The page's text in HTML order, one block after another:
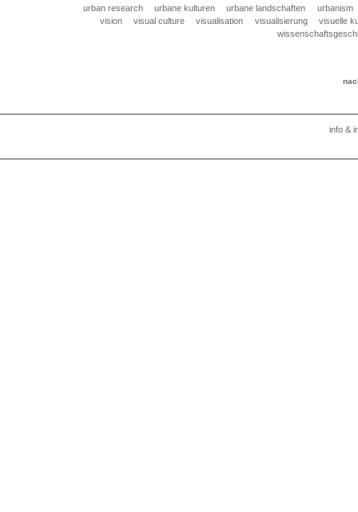
urban research
urbane kulturen urbane landschaften
urbanism
vision
visual culture visualisation visualisierung
visuelle
info &